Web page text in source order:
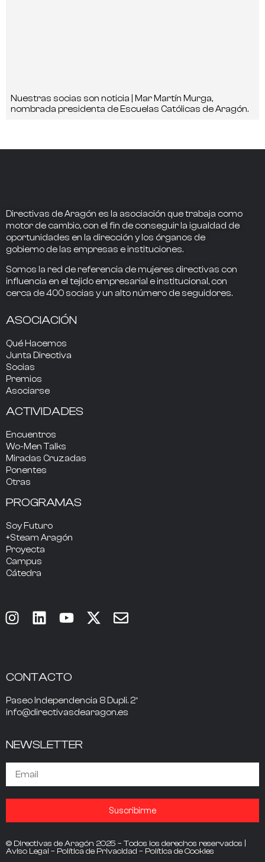
Nuestras socias son noticia | Mar Martín Murga,
nombrada presidenta de Escuelas Católicas de Aragón.
Directivas de Aragón es la asociación que trabaja como
motor de cambio, con el fin de conseguir la igualdad de
oportunidades en la dirección y los órganos de
gobierno de las empresas e instituciones.
Somos la red de referencia de mujeres directivas con
influencia en el tejido empresarial e institucional, con
cerca de400 socias y un alto número de seguidores.
ASOCIACIÓN
Qué Hacemos
Junta Directiva
Socias
Premios
Asociarse
ACTIVIDADES
Encuentros
Wo-Men Talks
Miradas Cruzadas
Ponentes
Otras
PROGRAMAS
Soy Futuro
+Steam Aragón
Proyecta
Campus
Cátedra
CONTACTO
Paseo Independencia 8 Dupli. 2º
info@directivasdearagon.es
NEWSLETTER
Suscribirme
© Directivas de Aragón 2025 – Todos los derechos reservados |
Aviso Legal – Política de Privacidad – Política de Cookies